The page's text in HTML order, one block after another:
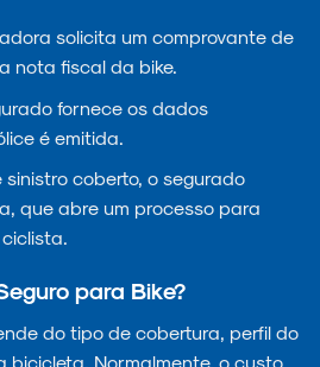
solicita um comprovante de
nota fiscal da bike.
fornece os dados
é emitida.
coberto, o segurado
que abre um processo para
para Bike?
do tipo de cobertura, perfil do
bicicleta. Normalmente, o custo